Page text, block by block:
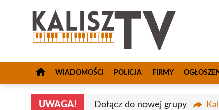
WIADOMOŚCI POLICJA FIRMY
UWAGA! Dołącz do nowej grupy